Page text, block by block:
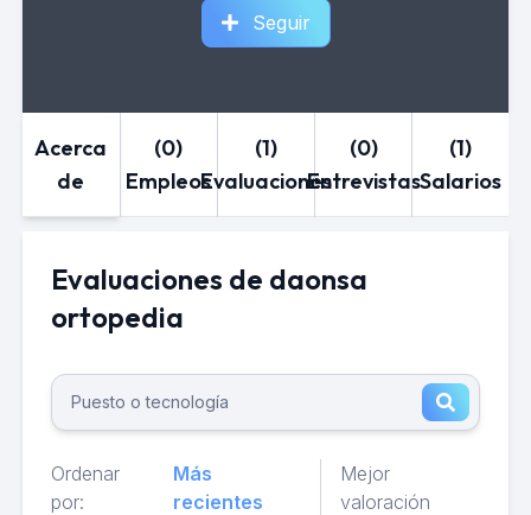
Seguir
Acerca
de
(0)
Empleos
(1)
Evaluaciones
(0)
Entrevistas
(1)
Salarios
Evaluaciones de daonsa
ortopedia
Ordenar
por:
Más
recientes
Mejor
valoración